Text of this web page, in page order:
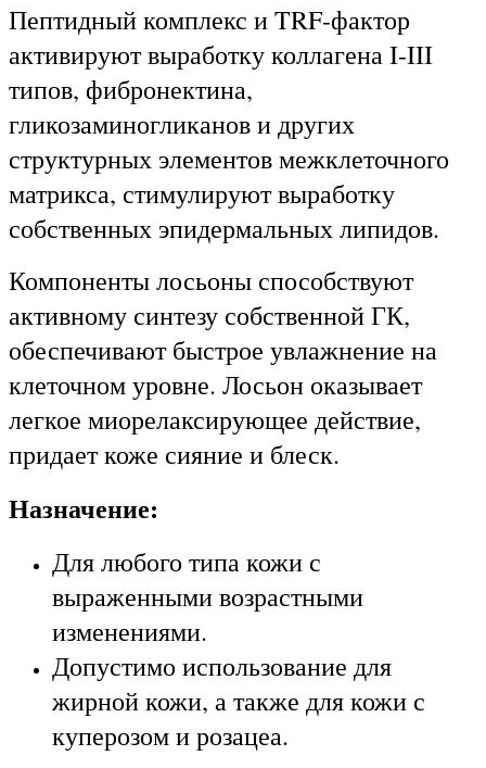
Пептидный комплекс и TRF-фактор
активируют выработку коллагена I-III
типов, фибронектина,
гликозаминогликанов и других
структурных элементов межклеточного
матрикса, стимулируют выработку
собственных эпидермальных липидов.
Компоненты лосьоны способствуют
активному синтезу собственной ГК,
обеспечивают быстрое увлажнение на
клеточном уровне. Лосьон оказывает
легкое миорелаксирующее действие,
придает коже сияние и блеск.
Назначение:
Для любого типа кожи с
выраженными возрастными
изменениями.
Допустимо использование для
жирной кожи, а также для кожи с
куперозом и розацеа.